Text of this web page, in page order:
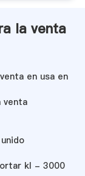
la venta
en usa en
venta
kl - 3000